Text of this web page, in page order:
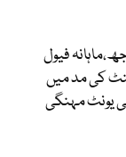
فیول
کی مد میں
فی یونٹ مہنگی